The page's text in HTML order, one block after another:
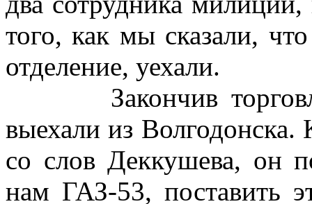
того, как мы сказали,
отделение, уехали.
Закончив
выехали из Волгодонска.
со слов Деккушева, он
нам ГАЗ-53, поставить